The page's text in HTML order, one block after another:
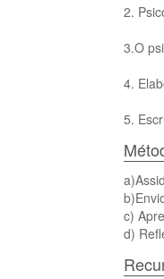
2.
3.O
4.
5.
c)
d)